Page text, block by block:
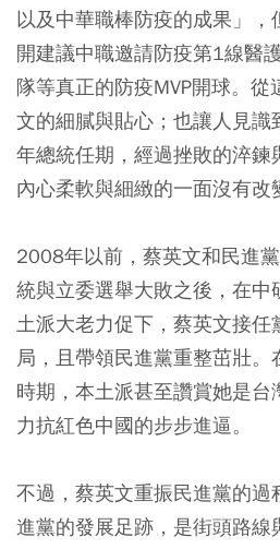
以及中華職棒防疫的成果」，
開建議中職邀請防疫第1線醫
隊等真正的防疫MVP開球。
文的細膩與貼心；也讓人見
年總統任期，經過挫敗的淬鍊
內心柔軟與細緻的一面沒有改
2008年以前，蔡英文和民進
統與立委選舉大敗之後，在中
土派大老力促下，蔡英文接任
局，且帶領民進黨重整茁壯。
時期，本土派甚至讚賞她是台
力抗紅色中國的步步進逼。
不過，蔡英文重振民進黨的過
進黨的發展足跡，是街頭路線